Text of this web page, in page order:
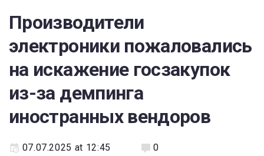
Производители
электроники пожаловались
на искажение госзакупок
из-за демпинга
иностранных вендоров
07.07.2025 at 12:45 0